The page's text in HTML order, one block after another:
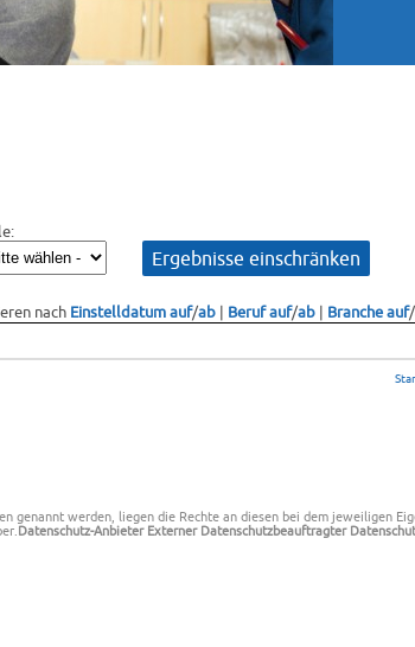
nach Einstelldatum auf/ab | Beruf auf/ab | Branche auf/
genannt werden, liegen die Rechte an diesen bei dem jeweiligen
Datenschutz-Anbieter Externer Datenschutzbeauftragter